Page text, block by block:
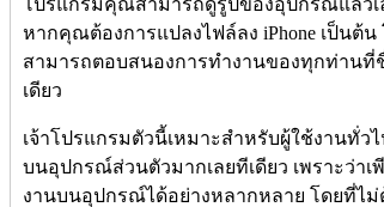
หากคุณต้องการแปลงไฟล์ลง iPhone เป็นต้น
สามารถตอบสนองการทำงานของทุกท่านที่
เดียว
เจ้าโปรแกรมตัวนี้เหมาะสำหรับผู้ใช้งานทั่ว
บนอุปกรณ์ส่วนตัวมากเลยทีเดียว เพราะว่า
งานบนอุปกรณ์ได้อย่างหลากหลาย โดยที่ไ